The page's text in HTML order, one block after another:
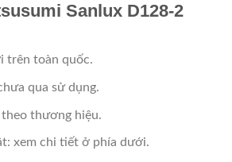
Sanlux D128-2
trên toàn quốc.
qua sử dụng.
theo thương hiệu.
xem chi tiết ở phía dưới.